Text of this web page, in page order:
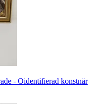
- Oidentifierad konstnär